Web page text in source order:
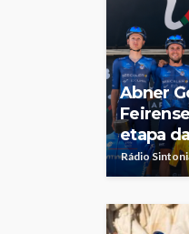
Abner
etapa
Rádio